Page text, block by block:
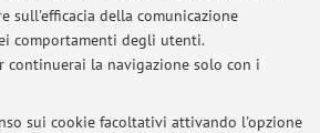
sull'efficacia della comunicazione
comportamenti degli utenti.
continuerai la navigazione solo con i
sui cookie facoltativi attivando l'opzione
prova d'esame per studenti a debito